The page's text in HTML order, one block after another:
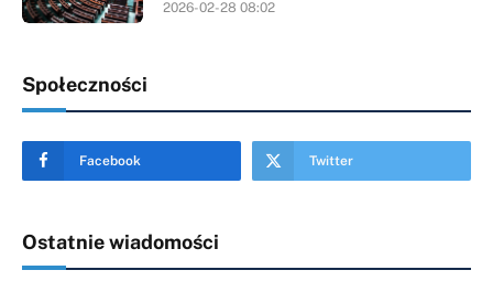
2026-02-28 08:02
Społeczności
Facebook Twitter
Ostatnie wiadomości